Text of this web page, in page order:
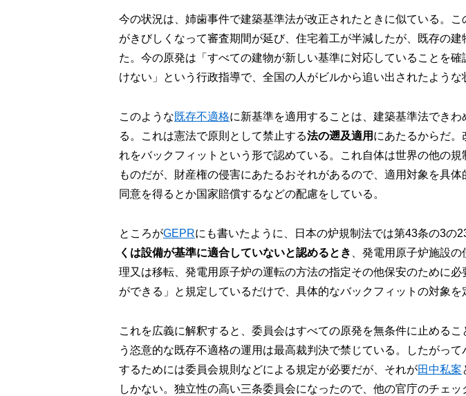
今の状況は、姉歯事件で建築基準法が改正されたときに似ている。こ
がきびしくなって審査期間が延び、住宅着工が半減したが、既存の建
た。今の原発は「すべての建物が新しい基準に対応していることを確
けない」という行政指導で、全国の人がビルから追い出されたような
このような既存不適格に新基準を適用することは、建築基準法でき
る。これは憲法で原則として禁止する法の遡及適用 にあたるからだ。
れをバックフィットという形で認めている。これ自体は世界の他の規
ものだが、財産権の侵害にあたるおそれがあるので、適用対象を具
同意を得るとか国家賠償するなどの配慮をしている。
ところがGEPRにも書いたように、日本の炉規制法では第43条の3の
くは設備が基準に適合していないと認めるとき
、発電用原子炉施設
理又は移転、発電用原子炉の運転の方法の指定その他保安のために必
ができる」と規定しているだけで、具体的なバックフィットの対象を
これを広義に解釈すると、委員会はすべての原発を無条件に止める
う恣意的な既存不適格の運用は最高裁判決で禁じている。したがって
するためには委員会規則などによる規定が必要だが、それが田中私案
しかない。独立性の高い三条委員会になったので、他の官庁のチェッ